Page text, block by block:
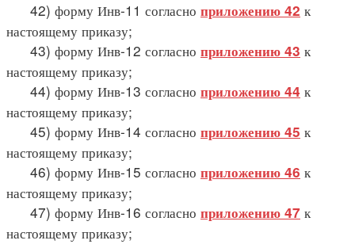
42) форму Инв-11 согласно приложению 42 к
настоящему приказу;
43) форму Инв-12 согласно приложению 43 к
настоящему приказу;
44) форму Инв-13 согласно приложению 44 к
настоящему приказу;
45) форму Инв-14 согласно приложению 45 к
настоящему приказу;
46) форму Инв-15 согласно приложению 46 к
настоящему приказу;
47) форму Инв-16 согласно приложению 47 к
настоящему приказу;